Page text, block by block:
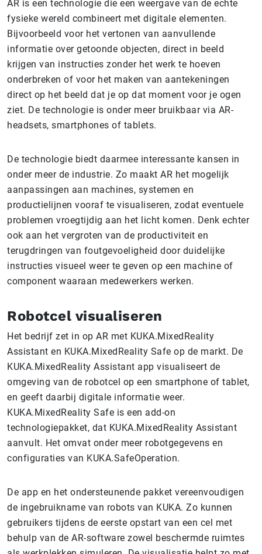
AR is een technologie die een weergave van de echte
fysieke wereld combineert met digitale elementen.
Bijvoorbeeld voor het vertonen van aanvullende
informatie over getoonde objecten, direct in beeld
krijgen van instructies zonder het werk te hoeven
onderbreken of voor het maken van aantekeningen
direct op het beeld dat je op dat moment voor je ogen
ziet. De technologie is onder meer bruikbaar via AR-
headsets, smartphones of tablets.
De technologie biedt daarmee interessante kansen in
onder meer de industrie. Zo maakt AR het mogelijk
aanpassingen aan machines, systemen en
productielijnen vooraf te visualiseren, zodat eventuele
problemen vroegtijdig aan het licht komen. Denk echter
ook aan het vergroten van de productiviteit en
terugdringen van foutgevoeligheid door duidelijke
instructies visueel weer te geven op een machine of
component waaraan medewerkers werken.
Robotcel visualiseren
Het bedrijf zet in op AR met KUKA.MixedReality
Assistant en KUKA.MixedReality Safe op de markt. De
KUKA.MixedReality Assistant app visualiseert de
omgeving van de robotcel op een smartphone of tablet,
en geeft daarbij digitale informatie weer.
KUKA.MixedReality Safe is een add-on
technologiepakket, dat KUKA.MixedReality Assistant
aanvult. Het omvat onder meer robotgegevens en
configuraties van KUKA.SafeOperation.
De app en het ondersteunende pakket vereenvoudigen
de ingebruikname van robots van KUKA. Zo kunnen
gebruikers tijdens de eerste opstart van een cel met
behulp van de AR-software zowel beschermde ruimtes